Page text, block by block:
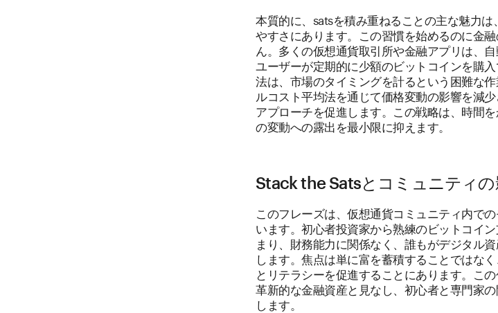
本質的に、satsを積み重ねることの主な魅力
やすさにあります。この習慣を始めるのに金
ん。多くの仮想通貨取引所や金融アプリは、
ユーザーが定期的に少額のビットコインを購
法は、市場のタイミングを計るという困難な
ルコスト平均法を通じて価格変動の影響を減
アプローチを促進します。この戦略は、時間
の変動への露出を最小限に抑えます。
Stack the Satsとコミュニティ
このフレーズは、仮想通貨コミュニティ内で
います。初心者投資家から熟練のビットコイ
まり、財務能力に関係なく、誰もがデジタル
します。焦点は単に富を蓄積することではな
とリテラシーを促進することにあります。こ
革新的な金融資産と見なし、初心者と専門家
します。